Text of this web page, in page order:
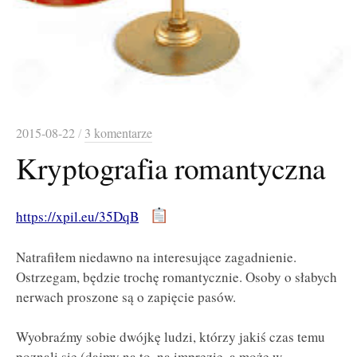
2015-08-22/ 3 komentarze
Kryptografia romantyczna
https://xpil.eu/35DqB
Natrafiłem niedawno na interesujące zagadnienie.
Ostrzegam, będzie trochę romantycznie. Osoby o słabych
nerwach proszone są o zapięcie pasów.
Wyobraźmy sobie dwójkę ludzi, którzy jakiś czas temu